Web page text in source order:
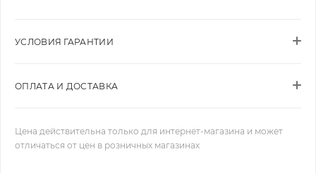
УСЛОВИЯ ГАРАНТИИ
ОПЛАТА И ДОСТАВКА
Цена действительна только для интернет-магазина и может
отличаться от цен в розничных магазинах